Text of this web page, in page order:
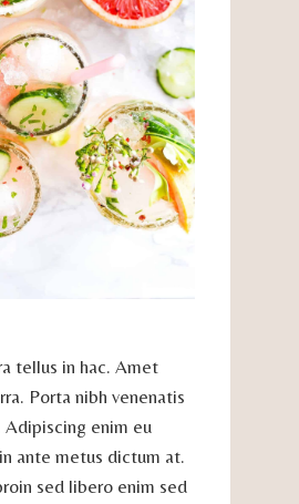
tellus in hac. Amet
Porta nibh venenatis
enim eu
ante metus dictum at.
sed libero enim sed